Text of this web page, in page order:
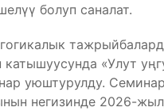
болуп саналат.
«Улут
уюштурулду.
негизинде 2026-